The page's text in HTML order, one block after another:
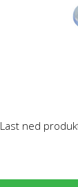
Last ned